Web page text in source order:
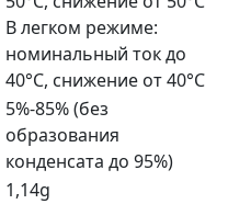
В легком режиме:
номинальный ток до
40°C, снижение от 40°C
5%-85% (без
образования
конденсата до 95%)
1,14g